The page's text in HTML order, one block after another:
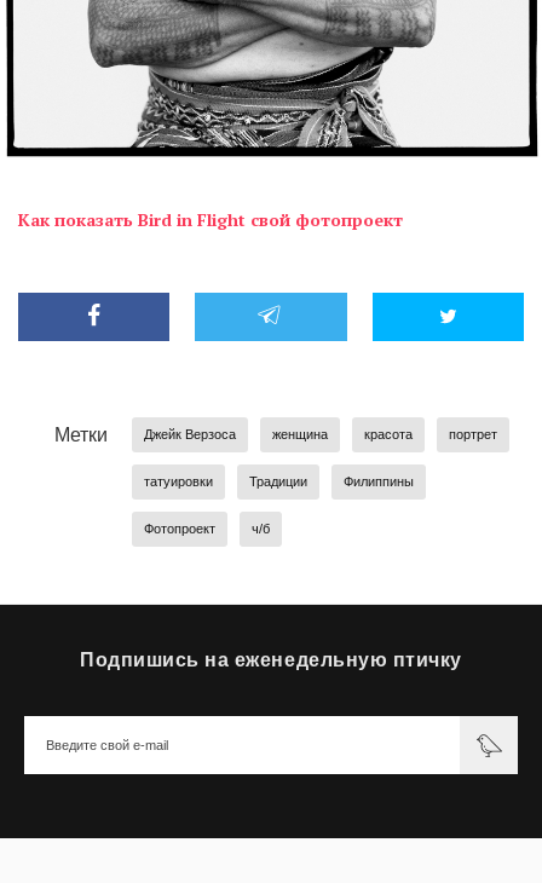
Как показать Bird in Flight свой фотопроект
Метки Джейк Верзоса женщина красота портрет
татуировки Традиции Филиппины
Фотопроект ч/б
Подпишись на еженедельную птичку